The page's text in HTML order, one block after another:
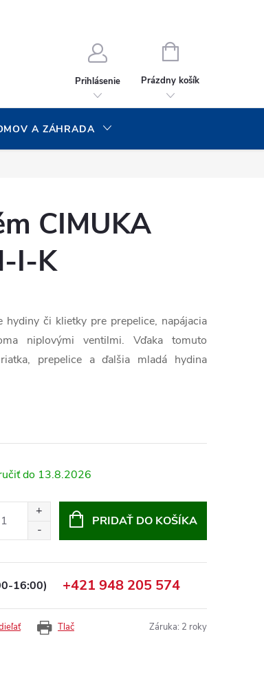
Prihlásenie
NÁKUPNÝ
Prázdny košík
A ZÁHRADA
CIMUKA
I-K
či klietky pre prepelice, napájacia
niplovými ventilmi. Vďaka tomuto
prepelice a ďalšia mladá hydina
13.8.2026
PRIDAŤ DO KOŠÍKA
16:00) +421 948 205 574
Tlač Záruka: 2 roky